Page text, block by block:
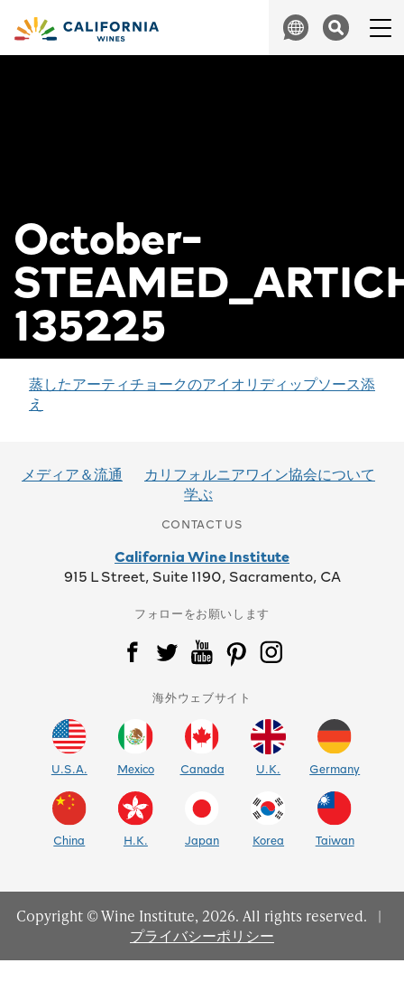
Search
October-
135225
投
稿
ビ
蒸したアーティチョークのアイオリディップソース添
え
メディア＆流通
カリフォルニアワイン協会について
学ぶ
CONTACT US
California Wine Institute
915 L Street, Suite 1190, Sacramento, CA
フォローをお願いします
海外ウェブサイト
U.S.A. Mexico Canada U.K. Germany
China H.K. Japan Korea Taiwan
Copyright © Wine Institute, 2026. All rights reserved.
|
プライバシーポリシー